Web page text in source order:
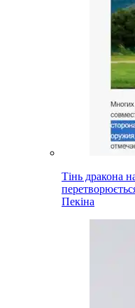
Тінь дракона
Пекіна